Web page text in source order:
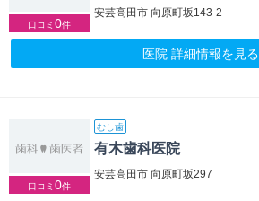
口コミ 0件
安芸高田市 向原町坂143-2
医院 詳細情報を見る
口コミ 0件
むし歯
有木歯科医院
安芸高田市 向原町坂297